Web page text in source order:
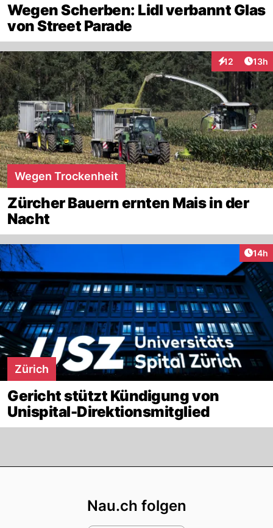
Wegen Scherben: Lidl verbannt Glas
von Street Parade
12
Interaktionen
13h
Wegen Trockenheit
Zürcher Bauern ernten Mais in der
Nacht
14h
Zürich
Gericht stützt Kündigung von
Unispital-Direktionsmitglied
Nau.ch folgen